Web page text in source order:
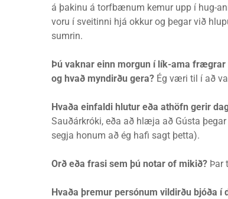
á þakinu á torfbænum kemur upp í hug-
voru í sveitinni hjá okkur og þegar við
sumrin.
Þú vaknar einn morgun í lík-ama
og hvað myndirðu gera? Ég væri til í að
Hvaða einfaldi hlutur eða athöfn gerir
Sauðárkróki, eða að hlæja að Gústa
segja honum að ég hafi sagt þetta).
Orð eða frasi sem þú notar of mikið? Þar
Hvaða þremur persónum vildirðu bjóða í